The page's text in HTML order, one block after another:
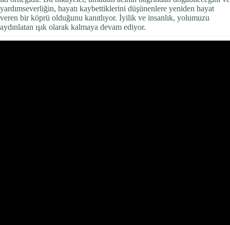
yardımseverliğin, hayatı kaybettiklerini düşünenlere yeniden hayat
veren bir köprü olduğunu kanıtlıyor. İyilik ve insanlık, yolumuzu
aydınlatan ışık olarak kalmaya devam ediyor.